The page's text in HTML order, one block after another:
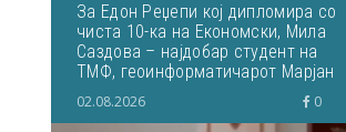
За Едон Реџепи кој дипломира со
чиста 10-ка на Економски, Мила
Саздова – најдобар студент на
ТМФ, геоинформатичарот Марјан
Здравковски... Што пишувавме
неделава
02.08.2026 0